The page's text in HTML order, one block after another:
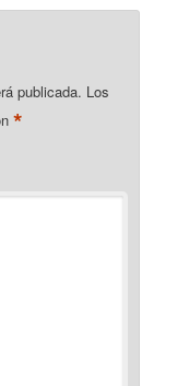
publicada. Los
*